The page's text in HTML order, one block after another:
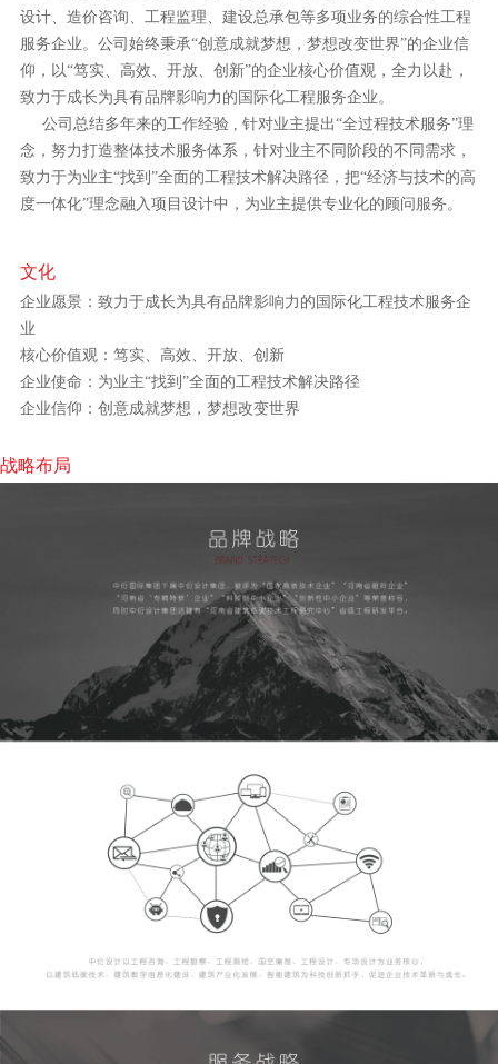
设计、造价咨询、工程监理、建设总承包等多项业务的综合性工程
服务企业。公司始终秉承“创意成就梦想，梦想改变世界”的企业信
仰，以“笃实、高效、开放、创新”的企业核心价值观，全力以赴，
致力于成长为具有品牌影响力的国际化工程服务企业。
公司总结多年来的工作经验 , 针对业主提出“全过程技术服务”理
念，努力打造整体技术服务体系，针对业主不同阶段的不同需求，
致力于为业主“找到”全面的工程技术解决路径，把“经济与技术的高
度一体化”理念融入项目设计中，为业主提供专业化的顾问服务。
文化
企业愿景：致力于成长为具有品牌影响力的国际化工程技术服务企
业
核心价值观：笃实、高效、开放、创新
企业使命：为业主“找到”全面的工程技术解决路径
企业信仰：创意成就梦想，梦想改变世界
战略布局